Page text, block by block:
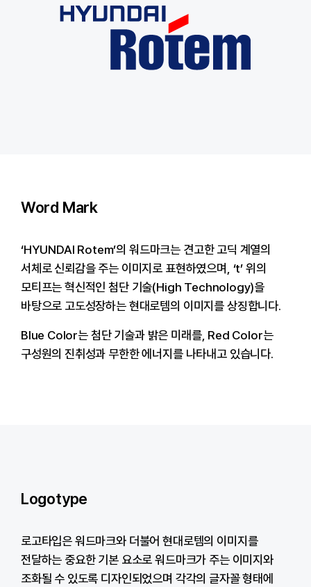
Word Mark
‘HYUNDAI Rotem’의 워드마크는 견고한 고딕 계열의
서체로 신뢰감을 주는 이미지로 표현하였으며, ‘t’ 위의
모티프는 혁신적인 첨단 기술(High Technology)을
바탕으로 고도성장하는 현대로템의 이미지를 상징합니다.
Blue Color는 첨단 기술과 밝은 미래를, Red Color는
구성원의 진취성과 무한한 에너지를 나타내고 있습니다.
Logotype
로고타입은 워드마크와 더불어 현대로템의 이미지를
전달하는 중요한 기본 요소로 워드마크가 주는 이미지와
조화될 수 있도록 디자인되었으며 각각의 글자꼴 형태에